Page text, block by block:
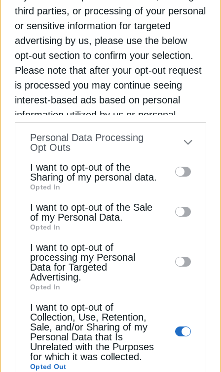
third parties, or processing of your personal
or sensitive information for targeted
advertising by us, please use the below
opt-out section to confirm your selection.
Please note that after your opt-out request
is processed you may continue seeing
interest-based ads based on personal
information utilized by us or personal
to your opt-out. You may separately opt-out
information by third parties on the IAB’s list
of downstream participants. This
information may also be disclosed by us to
third parties on theIAB’s List of
Downstream Participants
disclose it to other third parties.
Personal Data Processing
Opt Outs
I want to opt-out of the
Sharing of my personal data.
Opted In
I want to opt-out of the Sale
of my Personal Data.
Opted In
I want to opt-out of
processing my Personal
Data for Targeted
Advertising.
Opted In
I want to opt-out of
Collection, Use, Retention,
Sale, and/or Sharing of my
Personal Data that Is
Unrelated with the Purposes
for which it was collected.
Opted Out
Οι αυστραλιανές δυνάμεις κατήργησαν σταδιακά
τους αφρούς που περιέχουν PFAS το 2004, αλλά
αυτές παραμένουν σε υψηλά επίπεδα στο
περιβάλλον γύρω από πολλές στρατιωτικές
εγκαταστάσεις, ανέφερε πέρυσι κοινοβουλευτική
επιτροπή έρευνας. Μια κοινότητα Αβοριγίνων που
ζει κοντά σε μια βάση έχει εκφράσει ανησυχίες για
τους κινδύνους για την υγεία.
Τον Μάιο 2023, η αυστραλιανή κυβέρνηση είχε
διευθετήσει με φιλικό διακανονισμό συλλογική
σε στρατιωτικές βάσεις «αιώνιων χημικών», τα
οποία φέρεται να ρύπαναν το έδαφος και τα
Διαβάστε ακόμη
Ειδικοί προειδοποιούν για έλλειψη φυσικού αερίου
στην Αυστραλία
ανθρακωρυχεία της Anglo American στην
Αυστραλία
Αυστραλία: Πίεση σε Κινέζους επενδυτές για
αποεπένδυση από εταιρεία σπάνιων γαιών